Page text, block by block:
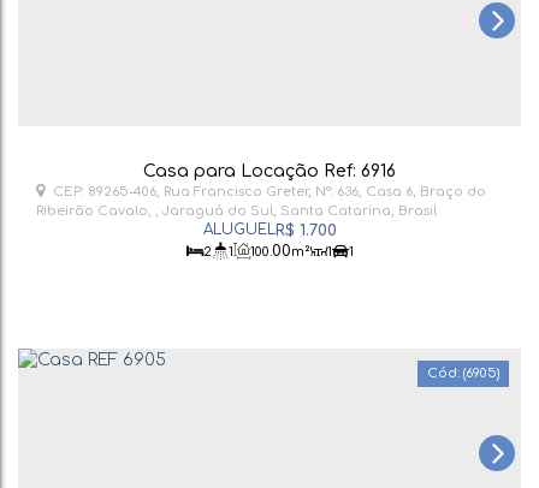
Casa para Locação Ref: 6916
R$ 1.700
CEP: 89265-406, Rua Francisco Greter, N°: 636, Casa 6, Braço do
Ribeirão Cavalo , Jaraguá do Sul, Santa Catarina, Brasil
2 1 100 .00m² 1 1
(6905)